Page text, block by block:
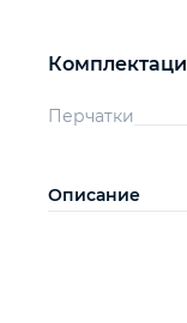
Перчатки
Описание